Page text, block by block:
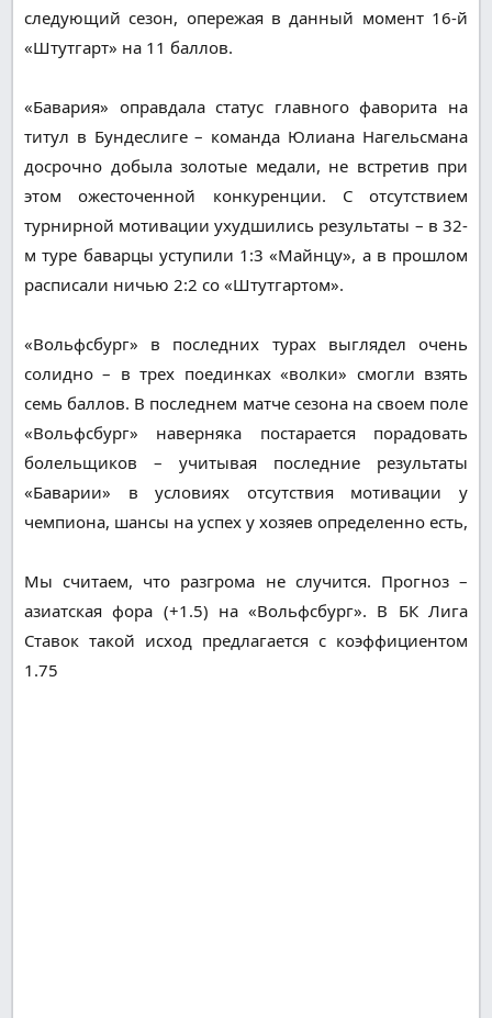
следующий сезон, опережая в данный момент 16-й
«Штутгарт» на 11 баллов.
«Бавария» оправдала статус главного фаворита на
титул в Бундеслиге – команда Юлиана Нагельсмана
досрочно добыла золотые медали, не встретив при
этом ожесточенной конкуренции. С отсутствием
турнирной мотивации ухудшились результаты – в 32-
м туре баварцы уступили 1:3 «Майнцу», а в прошлом
расписали ничью 2:2 со «Штутгартом».
«Вольфсбург» в последних турах выглядел очень
солидно – в трех поединках «волки» смогли взять
семь баллов. В последнем матче сезона на своем поле
«Вольфсбург» наверняка постарается порадовать
болельщиков – учитывая последние результаты
«Баварии» в условиях отсутствия мотивации у
чемпиона, шансы на успех у хозяев определенно есть,
Мы считаем, что разгрома не случится. Прогноз –
азиатская фора (+1.5) на «Вольфсбург». В БК Лига
Ставок такой исход предлагается с коэффициентом
1.75